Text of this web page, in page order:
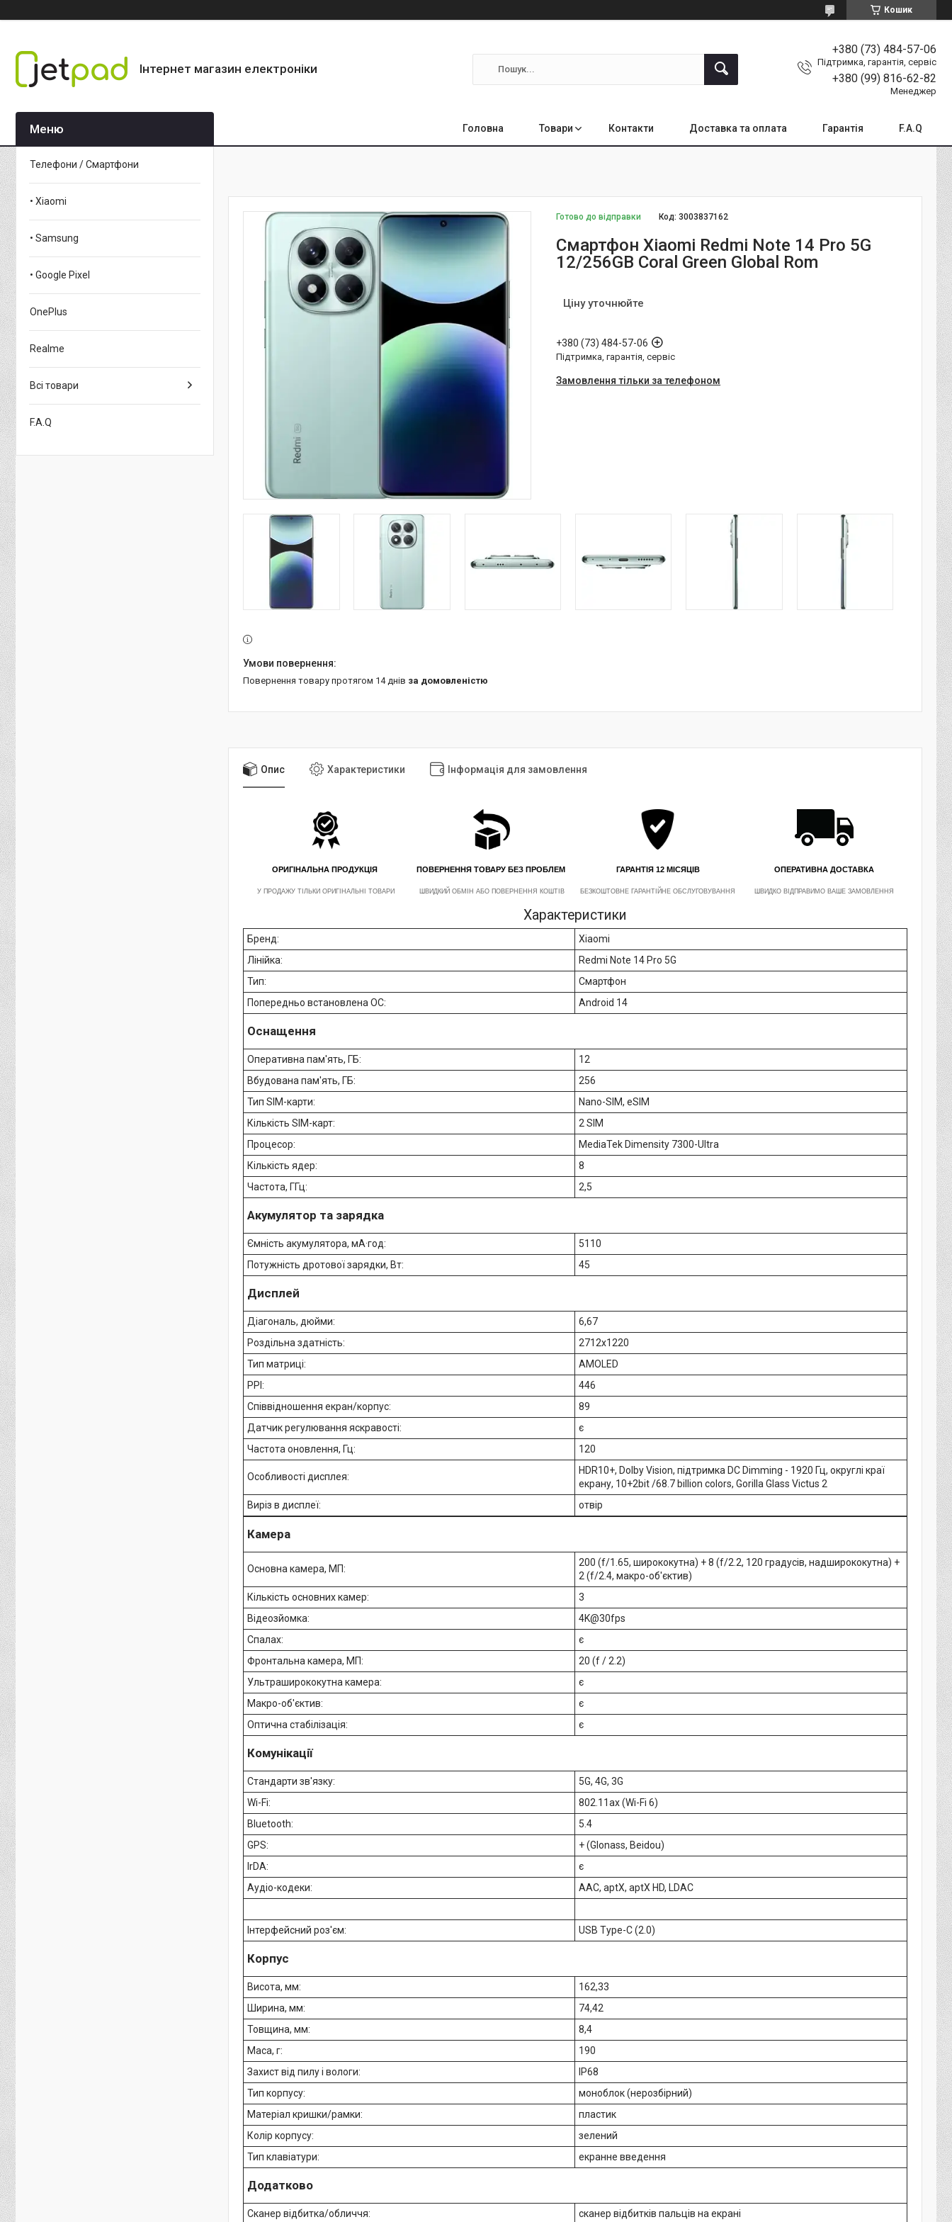
Кошик
Інтернет магазин електроніки
+380 (73) 484-57-06
Підтримка, гарантія, сервіс
+380 (99) 816-62-82
Менеджер
Головна Товари Контакти Доставка та оплата Гарантія F.A.Q
Готово до відправки Код:3003837162
Смартфон Xiaomi Redmi Note 14 Pro 5G
12/256GB Coral Green Global Rom
Ціну уточнюйте
+380 (73) 484-57-06
Підтримка, гарантія, сервіс
Замовлення тільки за телефоном
повернення товару протягом 14 днів за домовленістю
Опис Характеристики Інформація для замовлення
ОРИГІНАЛЬНА ПРОДУКЦІЯ ПОВЕРНЕННЯ ТОВАРУ БЕЗ ПРОБЛЕМ ГАРАНТІЯ 12 МІСЯЦІВ ОПЕРАТИВНА ДОСТАВКА
У ПРОДАЖУ ТІЛЬКИ ОРИГІНАЛЬНІ ТОВАРИ ШВИДКИЙ ОБМІН АБО ПОВЕРНЕННЯ КОШТІВ БЕЗКОШТОВНЕ ГАРАНТІЙНЕ ОБСЛУГОВУВАННЯ ШВИДКО ВІДПРАВИМО ВАШЕ ЗАМОВЛЕННЯ
Характеристики
Бренд:
Xiaomi
Лінійка:
Redmi Note 14 Pro 5G
Тип:
Смартфон
Попередньо встановлена ОС:
Android 14
Оснащення
Оперативна пам'ять, ГБ:
12
Вбудована пам'ять, ГБ:
256
Тип SIM-карти:
Nano-SIM, eSIM
Кількість SIM-карт:
2 SIM
Процесор:
MediaTek Dimensity 7300-Ultra
Кількість ядер:
8
Частота, ГГц:
2,5
Акумулятор та зарядка
Ємність акумулятора, мА·год:
5110
Потужність дротової зарядки, Вт:
45
Дисплей
Діагональ, дюйми:
6,67
Роздільна здатність:
2712x1220
Тип матриці:
AMOLED
PPI:
446
Співвідношення екран/корпус:
89
Датчик регулювання яскравості:
є
Частота оновлення, Гц:
120
Особливості дисплея:
HDR10+, Dolby Vision, підтримка DC Dimming - 1920 Гц, округлі краї
екрану, 10+2bit /68.7 billion colors, Gorilla Glass Victus 2
Виріз в дисплеї:
отвір
Камера
Основна камера, МП:
200 (f/1.65, ширококутна) + 8 (f/2.2, 120 градусів, надширококутна) +
2 (f/2.4, макро-об'єктив)
Кількість основних камер:
3
Відеозйомка:
4K@30fps
Спалах:
є
Фронтальна камера, МП:
20 (f / 2.2)
Ультраширококутна камера:
є
Макро-об'єктив:
є
Оптична стабілізація:
є
Комунікації
Стандарти зв'язку:
5G, 4G, 3G
Wi-Fi:
802.11ax (Wi-Fi 6)
Bluetooth:
5.4
GPS:
+ (Glonass, Beidou)
IrDA:
є
Аудіо-кодеки:
AAC, aptX, aptX HD, LDAC
Інтерфейсний роз'єм: USB Type-C (2.0)
Корпус
Висота, мм:
162,33
Ширина, мм:
74,42
Товщина, мм:
8,4
Маса, г:
190
Захист від пилу і вологи:
IP68
Тип корпусу:
моноблок (нерозбірний)
Матеріал кришки/рамки:
пластик
Колір корпусу:
зелений
Тип клавіатури:
екранне введення
Додатково
Сканер відбитка/обличчя: сканер відбитків пальців на екрані
Телефони / Смартфони
• Xiaomi
• Samsung
• Google Pixel
OnePlus
Realme
Всі товари
F.A.Q